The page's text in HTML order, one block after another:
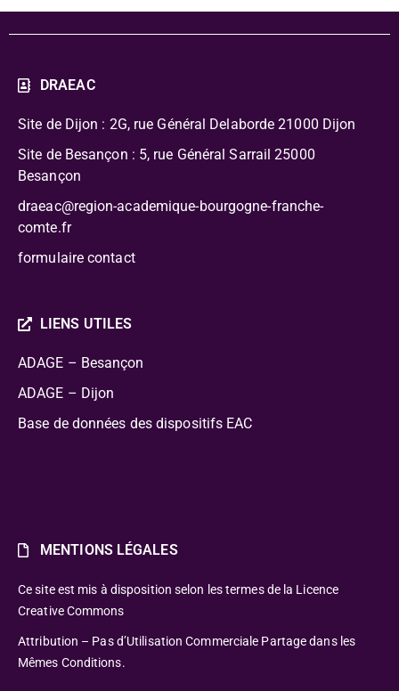
DRAEAC
Site de Dijon : 2G, rue Général Delaborde 21000 Dijon
Site de Besançon : 5, rue Général Sarrail 25000
Besançon
draeac@region-academique-bourgogne-franche-
comte.fr
formulaire contact
LIENS UTILES
ADAGE – Besançon
ADAGE – Dijon
Base de données des dispositifs EAC
MENTIONS LÉGALES
Ce site est mis à disposition selon les termes de la Licence
Creative Commons
Attribution – Pas d’Utilisation Commerciale Partage dans les
Mêmes Conditions.